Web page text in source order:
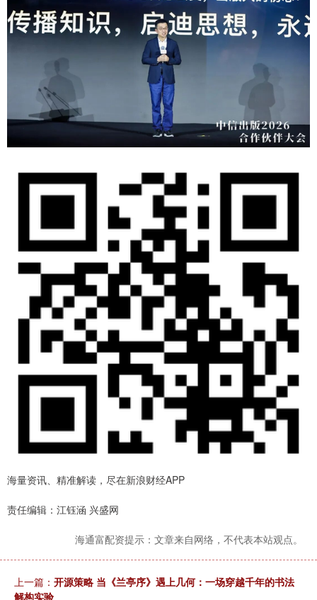
海量资讯、精准解读，尽在新浪财经APP
责任编辑：江钰涵 兴盛网
海通富配资提示：文章来自网络，不代表本站观点。
上一篇： 开源策略 当《兰亭序》遇上几何：一场穿越千年的书法
解构实验